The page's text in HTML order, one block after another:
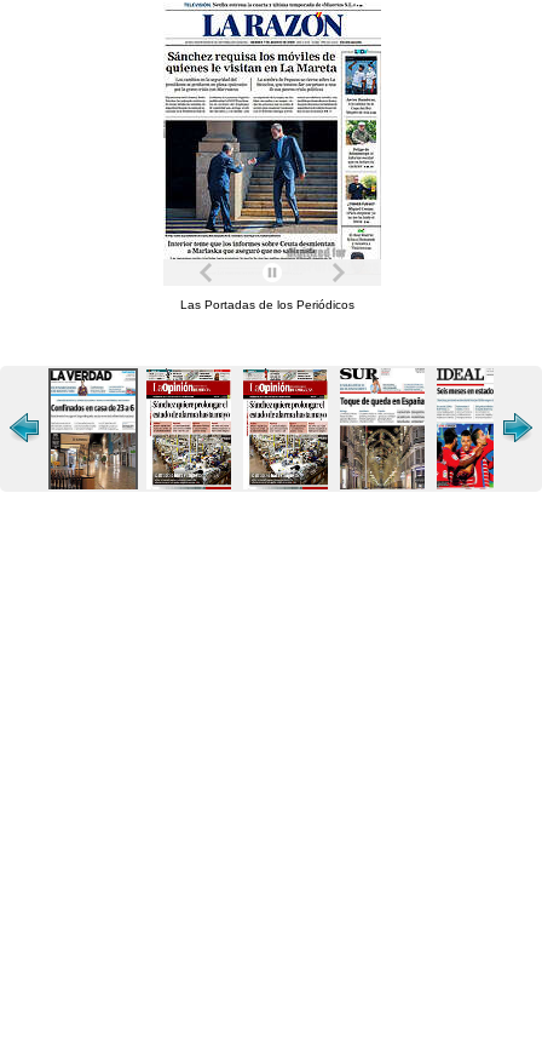
Las Portadas de los Periódicos